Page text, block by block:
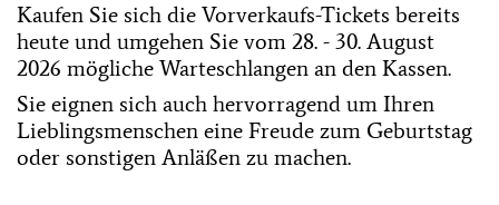
Kaufen Sie sich die Vorverkaufs-Tickets bereits
heute und umgehen Sie vom 28. - 30. August
2026 mögliche Warteschlangen an den Kassen.
Sie eignen sich auch hervorragend um Ihren
Lieblingsmenschen eine Freude zum Geburtstag
oder sonstigen Anläßen zu machen.